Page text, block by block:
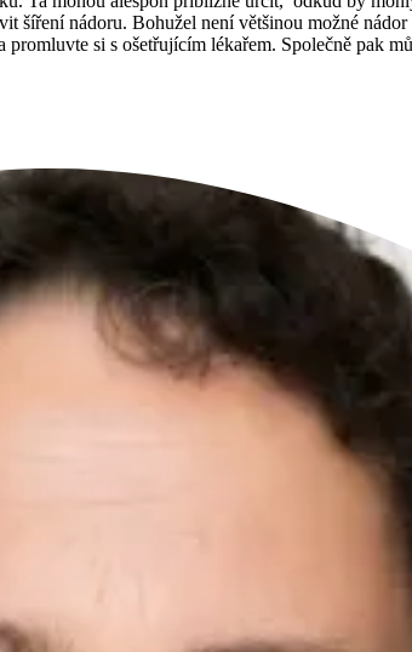
šíření nádoru. Bohužel není většinou možné
si s ošetřujícím lékařem. Společně pak